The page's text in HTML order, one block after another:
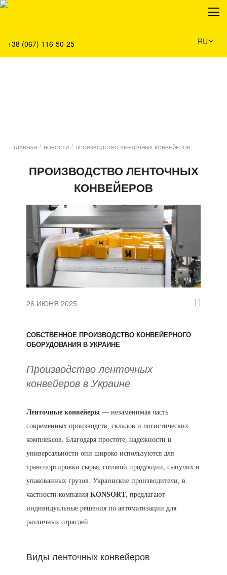
+38 (067) 116-50-25 RU
О нас
Сервис
Решения
ГЛАВНАЯ / НОВОСТИ / ПРОИЗВОДСТВО ЛЕНТОЧНЫХ КОНВЕЙЕРОВ
ПРОИЗВОДСТВО ЛЕНТОЧНЫХ
КОНВЕЙЕРОВ
26 ИЮНЯ 2025
СОБСТВЕННОЕ ПРОИЗВОДСТВО КОНВЕЙЕРНОГО
ОБОРУДОВАНИЯ В УКРАИНЕ
Производство ленточных
конвейеров в Украине
Ленточные конвейеры — незаменимая часть
современных производств, складов и логистических
комплексов. Благодаря простоте, надежности и
универсальности они широко используются для
транспортировки сырья, готовой продукции, сыпучих и
упакованных грузов. Украинские производители, в
частности компанияKONSORT, предлагают
индивидуальные решения по автоматизации для
различных отраслей.
Виды ленточных конвейеров